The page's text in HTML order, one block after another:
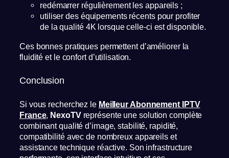
redémarrer régulièrement les appareils ;
utiliser des équipements récents pour profiter
de la qualité 4K lorsque celle-ci est disponible.
Ces bonnes pratiques permettent d’améliorer la
fluidité et le confort d’utilisation.
Conclusion
Si vous recherchez le Meilleur Abonnement IPTV
France, NexoTVreprésente une solution complète
combinant qualité d’image, stabilité, rapidité,
compatibilité avec de nombreux appareils et
assistance technique réactive. Son infrastructure